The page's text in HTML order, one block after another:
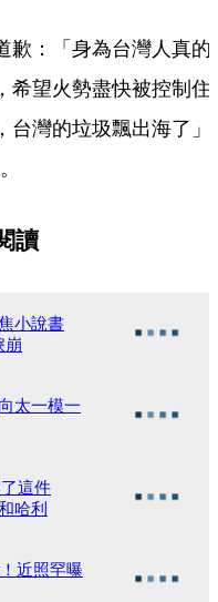
歉：「身為台灣人真的
希望火勢盡快被控制住
灣的垃圾飄出海了」
讀
小說書
太一模一
這件
哈利
近照罕曝